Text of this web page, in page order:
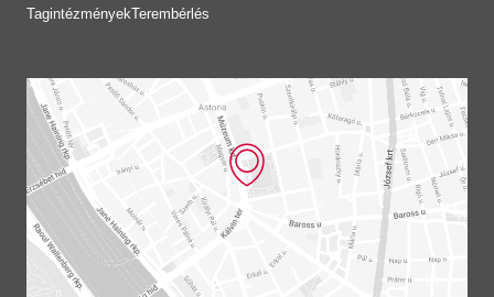
TagintézményekTerembérlés